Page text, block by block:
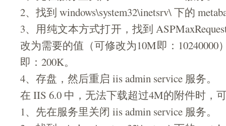
2、找到 windows\system32\inetsrv\ 下的
3、用纯文本方式打开，找到
改为需要的值（可修改为10M即：10240000
即：200K。
4、存盘，然后重启 iis admin service 服务。
在 IIS 6.0 中，无法下载超过4M的附件时，
1、先在服务里关闭 iis admin service 服务。